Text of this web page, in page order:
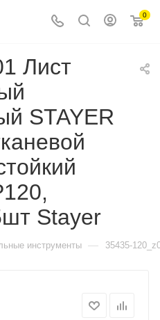
0
Лист
STAYER
Stayer
инструменты — 35435-